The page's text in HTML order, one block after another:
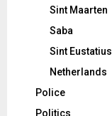
Sint Maarten
Saba
Sint Eustatius
Netherlands
Police
Politics